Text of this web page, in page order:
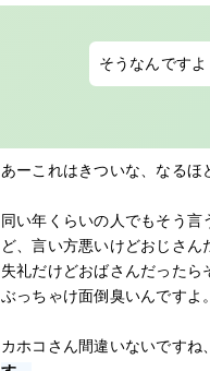
そうなんですよ
あーこれはきついな、なるほ
同い年くらいの人でもそう言
ど、言い方悪いけどおじさん
失礼だけどおばさんだったら
ぶっちゃけ面倒臭いんですよ。
カホコさん間違いないですね、